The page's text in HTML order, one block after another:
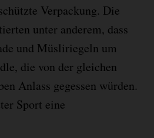
Verpackung. Die
unter anderem, dass
und Müsliriegeln um
die von der gleichen
Anlass gegessen würden.
Sport eine